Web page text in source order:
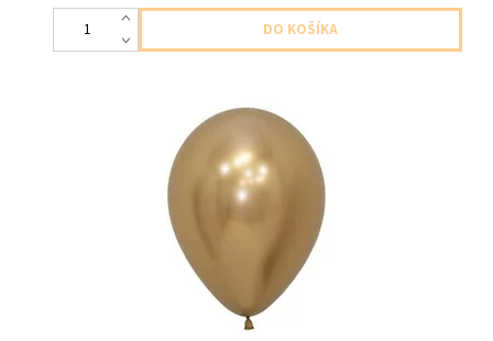
latexovy balón zlata chromova 1ks v balení veĺkosť cca do 30cm
dodavame nenafukany